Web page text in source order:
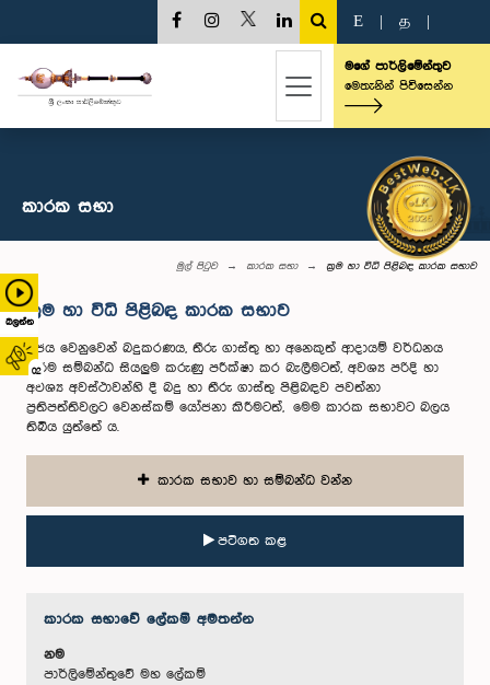
බලන්න
02
E த
මගේ පාර්ලිමේන්තුව
මෙතැනින් පිවිසෙන්න
කාරක සභා
මුල් පිටුව කාරක සභා ක්‍රම හා විධි පිළිබඳ කාරක සභාව
ක්‍රම හා විධි පිළිබඳ කාරක සභාව
රජය වෙනුවෙන් බදුකරණය, තීරු ගාස්තු හා අනෙකුත් ආදායම් වර්ධනය
කිරීම සම්බන්ධ සියලුම කරුණු පරීක්ෂා කර බැලීමටත්, අවශ්‍ය පරිදි හා
අවශ්‍ය අවස්ථාවන්හි දී බදු හා තීරු ගාස්තු පිළිබඳව පවත්නා
ප්‍රතිපත්තිවලට වෙනස්කම් යෝජනා කිරීමටත්, මෙම කාරක සභාවට බලය
තිබිය යුත්තේ ය.
කාරක සභාව හා සම්බන්ධ වන්න
පටිගත කළ
කාරක සභා‌වේ ලේකම් අමතන්න
නම
පාර්ලිමේන්තුවේ මහ ලේකම්